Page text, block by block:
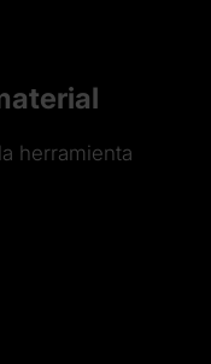
herramienta